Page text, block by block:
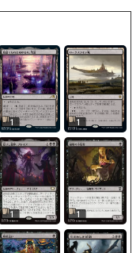
1 1
1 1